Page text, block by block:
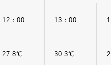
12：00 13：00
27.8℃ 30.3℃